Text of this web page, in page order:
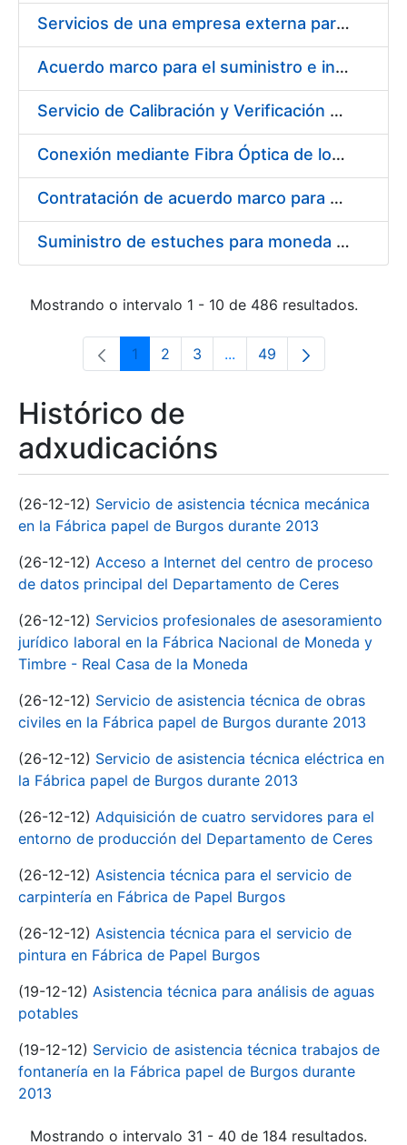
Servicios de una empresa externa para el asesoramiento y resolución de los recursos de alzada que se presentan relacionados con procesos de selección para la FNMT-RCM
Acuerdo marco para el suministro e instalación de persianas, estores y otros complementos
Servicio de Calibración y Verificación Externa de los Equipos de Medición del Servicio de Prevención de la FNMT-RCM
Conexión mediante Fibra Óptica de los Centros de Proceso de Datos (CPDs) de las sedes de la FNMT-RCM de Burgos y Madrid
Contratación de acuerdo marco para el Suministro de Material de Electricidad para la Fábrica Nacional de Moneda y Timbre-Real Casa de la Moneda en su centro de trabajo de Burgos
Suministro de estuches para moneda de 30 €
Mostrando o intervalo 1 - 10 de 486 resultados.
Páxina
1 Páxina
2 Páxina
3 ...Páxinas intermedias Use
Páxina
49
Histórico de
adxudicacións
(26-12-12) Servicio de asistencia técnica mecánica
en la Fábrica papel de Burgos durante 2013
(26-12-12) Acceso a Internet del centro de proceso
de datos principal del Departamento de Ceres
(26-12-12) Servicios profesionales de asesoramiento
jurídico laboral en la Fábrica Nacional de Moneda y
Timbre - Real Casa de la Moneda
(26-12-12) Servicio de asistencia técnica de obras
civiles en la Fábrica papel de Burgos durante 2013
(26-12-12) Servicio de asistencia técnica eléctrica en
la Fábrica papel de Burgos durante 2013
(26-12-12) Adquisición de cuatro servidores para el
entorno de producción del Departamento de Ceres
(26-12-12) Asistencia técnica para el servicio de
carpintería en Fábrica de Papel Burgos
(26-12-12) Asistencia técnica para el servicio de
pintura en Fábrica de Papel Burgos
(19-12-12) Asistencia técnica para análisis de aguas
potables
(19-12-12) Servicio de asistencia técnica trabajos de
fontanería en la Fábrica papel de Burgos durante
2013
Mostrando o intervalo 31 - 40 de 184 resultados.